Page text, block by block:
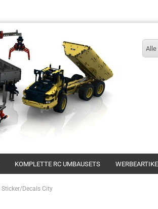
Konto erstellen
Alle
KOMPLETTE RC UMBAUSETS
Sticker/Decals City